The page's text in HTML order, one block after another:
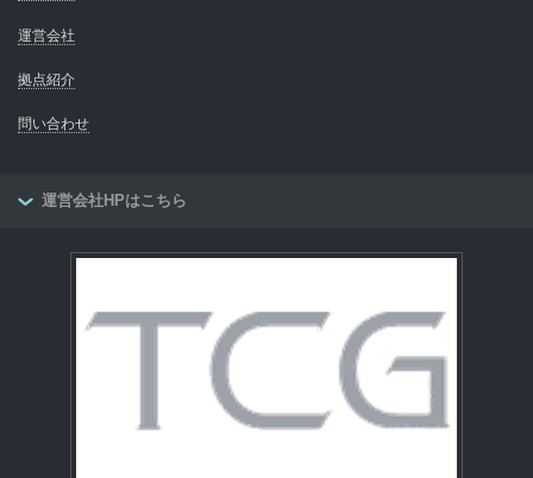
運営会社
拠点紹介
問い合わせ
運営会社HPはこちら